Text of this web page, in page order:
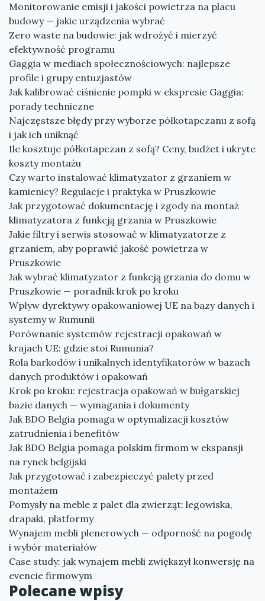
Monitorowanie emisji i jakości powietrza na placu
budowy — jakie urządzenia wybrać
Zero waste na budowie: jak wdrożyć i mierzyć
efektywność programu
Gaggia w mediach społecznościowych: najlepsze
profile i grupy entuzjastów
Jak kalibrować ciśnienie pompki w ekspresie Gaggia:
porady techniczne
Najczęstsze błędy przy wyborze półkotapczanu z sofą
i jak ich uniknąć
Ile kosztuje półkotapczan z sofą? Ceny, budżet i ukryte
koszty montażu
Czy warto instalować klimatyzator z grzaniem w
kamienicy? Regulacje i praktyka w Pruszkowie
Jak przygotować dokumentację i zgody na montaż
klimatyzatora z funkcją grzania w Pruszkowie
Jakie filtry i serwis stosować w klimatyzatorze z
grzaniem, aby poprawić jakość powietrza w
Pruszkowie
Jak wybrać klimatyzator z funkcją grzania do domu w
Pruszkowie — poradnik krok po kroku
Wpływ dyrektywy opakowaniowej UE na bazy danych i
systemy w Rumunii
Porównanie systemów rejestracji opakowań w
krajach UE: gdzie stoi Rumunia?
Rola barkodów i unikalnych identyfikatorów w bazach
danych produktów i opakowań
Krok po kroku: rejestracja opakowań w bułgarskiej
bazie danych — wymagania i dokumenty
Jak BDO Belgia pomaga w optymalizacji kosztów
zatrudnienia i benefitów
Jak BDO Belgia pomaga polskim firmom w ekspansji
na rynek belgijski
Jak przygotować i zabezpieczyć palety przed
montażem
Pomysły na meble z palet dla zwierząt: legowiska,
drapaki, platformy
Wynajem mebli plenerowych — odporność na pogodę
i wybór materiałów
Case study: jak wynajem mebli zwiększył konwersję na
evencie firmowym
Polecane wpisy